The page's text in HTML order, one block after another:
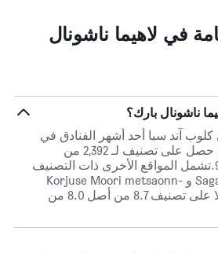
في لاهيما ناشونال
ناشونال بارك؟
كلوب آند سبا أحد أشهر الفنادق في
لاهيما ناشونال بارك وقد حصل على تصنيف لـ 2,392 من
المستخدمين يبلغ 9.0/10.تشمل المواقع الأخرى ذات التصنيف
الأعلى Sagadi Manor Hotel و Korjuse Moori metsaonn-
forest hut واللذين حصلا على تصنيف 8.7 من أصل 8.0 من